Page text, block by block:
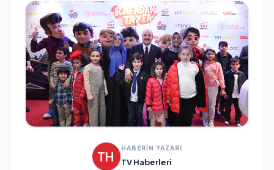
HABERİN YAZARI
TV Haberleri